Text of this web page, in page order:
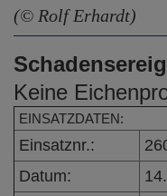
g
(© Rolf Erhardt)
Keine
EINSATZDATEN:
Einsatznr.:
Datum: